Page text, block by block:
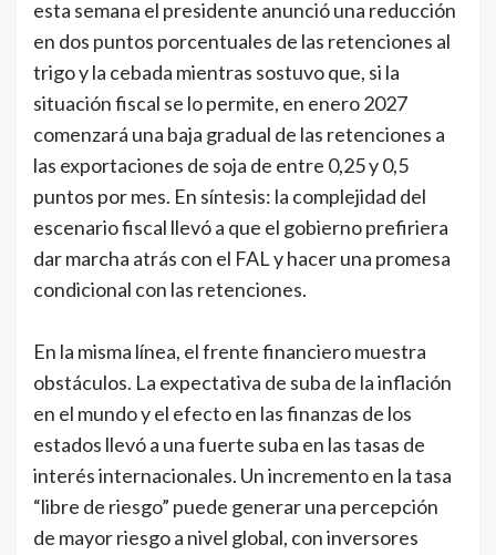
esta semana el presidente anunció una reducción
en dos puntos porcentuales de las retenciones al
trigo y la cebada mientras sostuvo que, si la
situación fiscal se lo permite, en enero 2027
comenzará una baja gradual de las retenciones a
las exportaciones de soja de entre 0,25 y 0,5
puntos por mes. En síntesis: la complejidad del
escenario fiscal llevó a que el gobierno prefiriera
dar marcha atrás con el FAL y hacer una promesa
condicional con las retenciones.
En la misma línea, el frente financiero muestra
obstáculos. La expectativa de suba de la inflación
en el mundo y el efecto en las finanzas de los
estados llevó a una fuerte suba en las tasas de
interés internacionales. Un incremento en la tasa
“libre de riesgo” puede generar una percepción
de mayor riesgo a nivel global, con inversores